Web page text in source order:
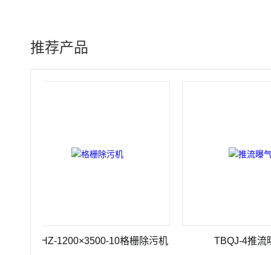
推荐产品
1200×3500-10格栅除污机 TBQJ-4推流曝气机